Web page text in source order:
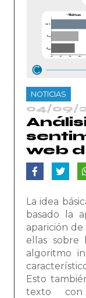
NOTICIAS
04/09/
web
La idea
basado la
aparición de
ellas sobre
algoritmo
Esto
texto con